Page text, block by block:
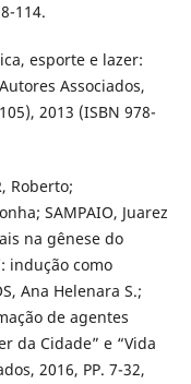
114.
esporte e lazer:
Associados,
2013 (ISBN 978-
Roberto;
SAMPAIO, Juarez
na gênese do
indução como
Ana Helenara S.;
de agentes
da Cidade” e “Vida
2016, PP. 7-32,